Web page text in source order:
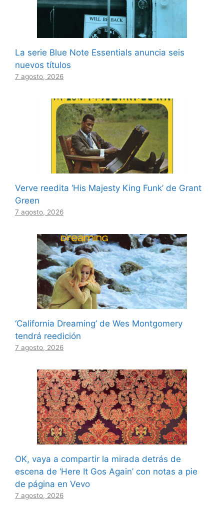
La serie Blue Note Essentials anuncia seis
nuevos títulos
7 agosto, 2026
Verve reedita ‘His Majesty King Funk’ de Grant
Green
7 agosto, 2026
‘California Dreaming’ de Wes Montgomery
tendrá reedición
7 agosto, 2026
OK, vaya a compartir la mirada detrás de
escena de ‘Here It Gos Again’ con notas a pie
de página en Vevo
7 agosto, 2026